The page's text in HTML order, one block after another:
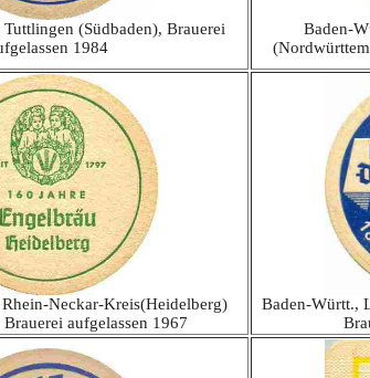
(Südbaden), Brauerei
1984
Baden-
Neckar-Kreis(Heidelberg)
aufgelassen 1967
Baden-Württ.,